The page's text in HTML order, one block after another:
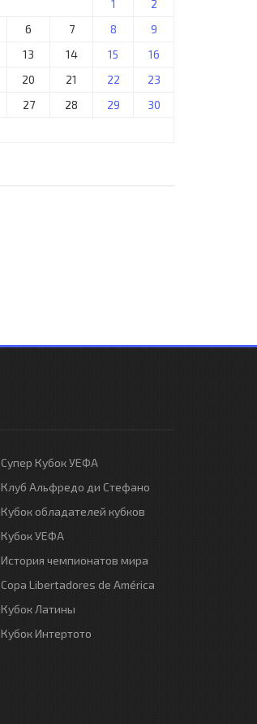
1
2
6 7 8
9
13 14 15
16
20 21 22
23
27 28 29
30
Супер Кубок УЕФА
Клуб Альфредо ди Стефано
Кубок обладателей кубков
Кубок УЕФА
История чемпионатов мира
Copa Libertadores de América
Кубок Латины
Кубок Интертото